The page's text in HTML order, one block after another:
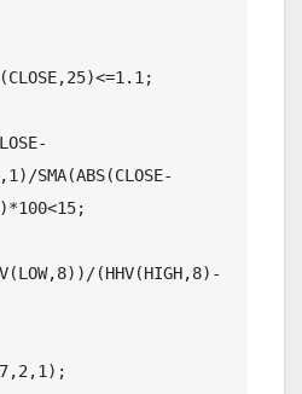
SMA(ABS(CLOSE-
(HHV(HIGH,8)-